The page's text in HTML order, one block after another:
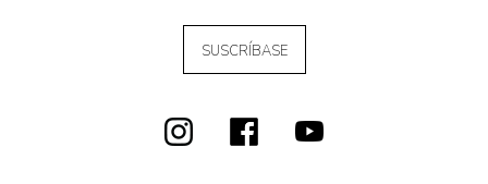
SUSCRÍBASE